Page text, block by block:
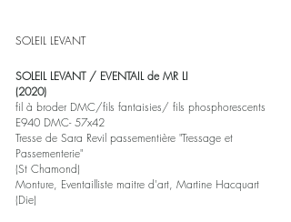
SOLEIL LEVANT
SOLEIL LEVANT / EVENTAIL de MR LI
(2020)
fil à broder DMC/fils fantaisies/ fils phosphorescents
E940 DMC- 57x42
Tresse de Sara Revil passementière "Tressage et
Passementerie"
(St Chamond)
Monture, Eventailliste maitre d'art, Martine Hacquart
(Die)